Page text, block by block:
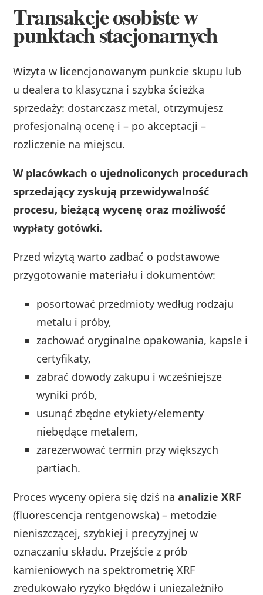
Transakcje osobiste w
punktach stacjonarnych
Wizyta w licencjonowanym punkcie skupu lub
u dealera to klasyczna i szybka ścieżka
sprzedaży: dostarczasz metal, otrzymujesz
profesjonalną ocenę i – po akceptacji –
rozliczenie na miejscu.
W placówkach o ujednoliconych procedurach
sprzedający zyskują przewidywalność
procesu, bieżącą wycenę oraz możliwość
wypłaty gotówki.
Przed wizytą warto zadbać o podstawowe
przygotowanie materiału i dokumentów:
posortować przedmioty według rodzaju
metalu i próby,
zachować oryginalne opakowania, kapsle i
certyfikaty,
zabrać dowody zakupu i wcześniejsze
wyniki prób,
usunąć zbędne etykiety/elementy
niebędące metalem,
zarezerwować termin przy większych
partiach.
Proces wyceny opiera się dziś naanalizie XRF
(fluorescencja rentgenowska) – metodzie
nieniszczącej, szybkiej i precyzyjnej w
oznaczaniu składu. Przejście z prób
kamieniowych na spektrometrię XRF
zredukowało ryzyko błędów i uniezależniło